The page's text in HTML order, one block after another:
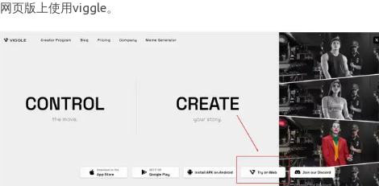
网页版上使用viggle。